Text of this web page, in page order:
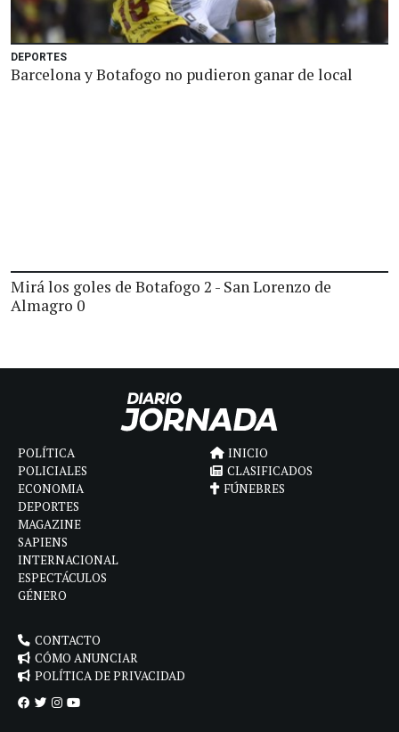
DEPORTES
Barcelona y Botafogo no pudieron ganar de local
Mirá los goles de Botafogo 2 - San Lorenzo de
Almagro 0
POLÍTICA
POLICIALES
ECONOMIA
DEPORTES
MAGAZINE
SAPIENS
INTERNACIONAL
ESPECTÁCULOS
GÉNERO
INICIO
CLASIFICADOS
FÚNEBRES
CONTACTO
CÓMO ANUNCIAR
POLÍTICA DE PRIVACIDAD